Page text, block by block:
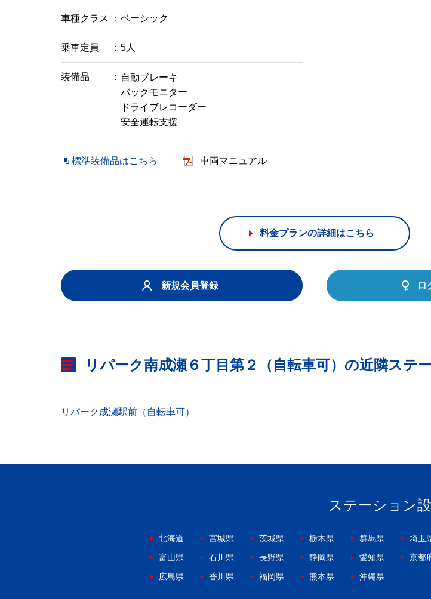
車種クラス ベーシック
乗車定員 5人
装備品
自動ブレーキ
バックモニター
ドライブレコーダー
安全運転支援
標準装備品はこちら 車両マニュアル
料金プランの詳細はこちら
新規会員登録 ロ
リパーク南成瀬６丁目第２（自転車可）の近隣ステ
リパーク成瀬駅前（自転車可）
ステーション
北海道 宮城県 茨城県 栃木県 群馬県 埼玉
富山県
石川県 長野県 静岡県 愛知県 京都
広島県
香川県 福岡県 熊本県 沖縄県